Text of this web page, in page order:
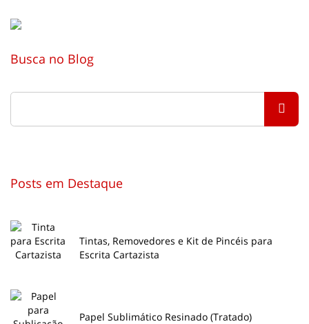
Busca no Blog
Posts em Destaque
Tintas, Removedores e Kit de Pincéis para
Escrita Cartazista
Papel Sublimático Resinado (Tratado)